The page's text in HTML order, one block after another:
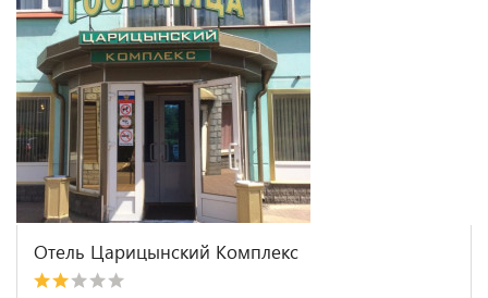
Отель Царицынский Комплекс